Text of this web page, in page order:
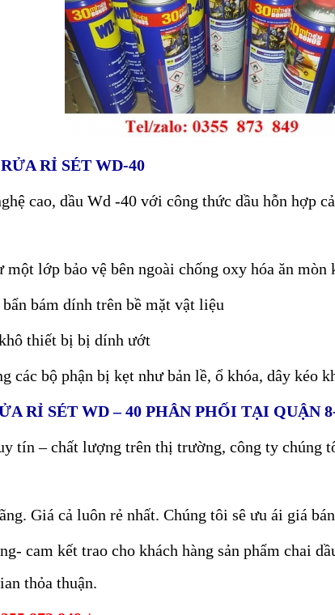
RỈ SÉT WD-40
cao, dầu Wd -40 với công thức dầu hỗn hợp
một lớp bảo vệ bên ngoài chống oxy hóa ăn mòn
bám dính trên bề mặt vật liệu
thiết bị bị dính ướt
các bộ phận bị kẹt như bản lề, ổ khóa, dây kéo
RỈ SÉT WD – 40 PHÂN PHỐI TẠI QUẬN
tín – chất lượng trên thị trường, công ty chúng
Giá cả luôn rẻ nhất. Chúng tôi sê ưu ái giá
cam kết trao cho khách hàng sản phẩm chai
thỏa thuận.